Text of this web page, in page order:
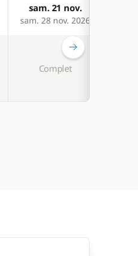
sam. 21 nov.
sam. 28 nov. 2026
Complet